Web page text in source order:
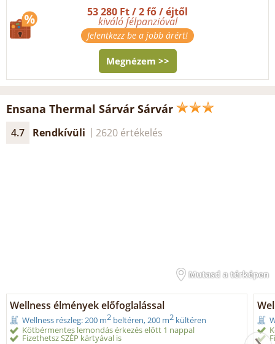
53 280 Ft / 2 fő / éjtől
kiváló félpanzióval
Jelentkezz be a jobb árért!
Megnézem >>
Ensana Thermal Sárvár Sárvár
4.7 Rendkívüli 2620 értékelés
Mutasd a térképen
Wellness élmények előfoglalással
Wellness részleg: 200 m2 beltéren, 200 m2 kültéren
Kötbérmentes lemondás érkezés előtt 1 nappal
Fizethetsz SZÉP kártyával is